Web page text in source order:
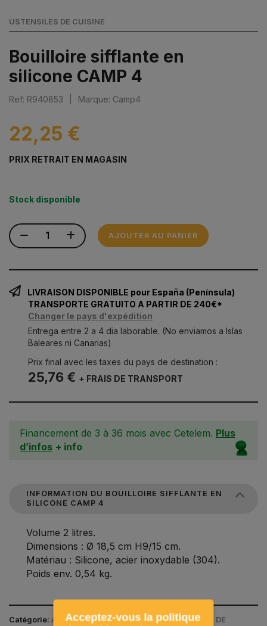
USTENSILES DE CUISINE
Bouilloire sifflante en
silicone CAMP 4
Ref: R940853 Marque: Camp4
22,25 €
PRIX RETRAIT EN MAGASIN
Stock disponible
AJOUTER AU PANIER
LIVRAISON DISPONIBLE pour España (Península)
TRANSPORTE GRATUITO A PARTIR DE 240€*
Changer le pays d'expédition
Entrega entre 2 a 4 dia laborable. (No enviamos a Islas
Baleares ni Canarias)
Prix final avec les taxes du pays de destination :
25,76 € + FRAIS DE TRANSPORT
Financement de 3 à 36 mois avec Cetelem. Plus
d’infos + info
INFORMATION DU BOUILLOIRE SIFFLANTE EN
SILICONE CAMP 4
Volume 2 litres.
Dimensions : Ø 18,5 cm H9/15 cm.
Matériau : Silicone, acier inoxydable (304).
Poids env. 0,54 kg.
Catégorie: ACCESSOIRES DE CAMPING / USTENSILES DE
Acceptez-vous la politique